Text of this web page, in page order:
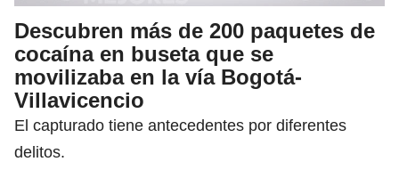
Descubren más de 200 paquetes de
cocaína en buseta que se
movilizaba en la vía Bogotá-
Villavicencio
El capturado tiene antecedentes por diferentes
delitos.